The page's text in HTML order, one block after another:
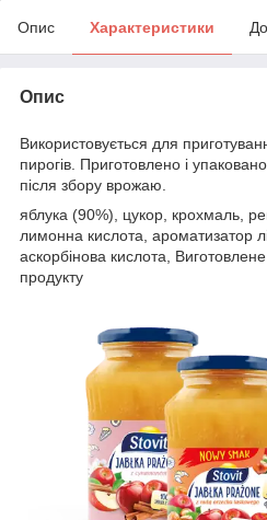
Опис Характеристики
Опис
Використовується для
пирогів. Приготовлено і
після збору врожаю.
яблука (90%), цукор, крохмаль,
лимонна кислота, ароматизатор
аскорбінова кислота,
продукту